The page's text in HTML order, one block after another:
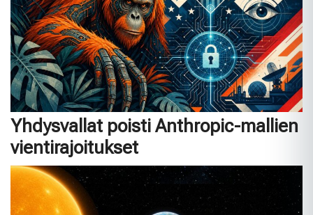
Yhdysvallat poisti Anthropic-mallien
vientirajoitukset